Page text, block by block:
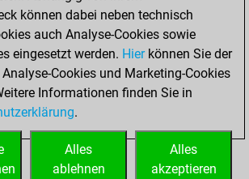
You achieved a
BeautyScore of 21
Fritz
You
achieved a new Elo
of 1593
You created
your Fritz account
können dabei neben technisch
auch Analyse-Cookies sowie
eingesetzt werden. Hierkönnen Sie der
Cookies und Marketing-Cookies
Informationen finden Sie in
.
Alles
akzeptieren
Alles
ablehnen